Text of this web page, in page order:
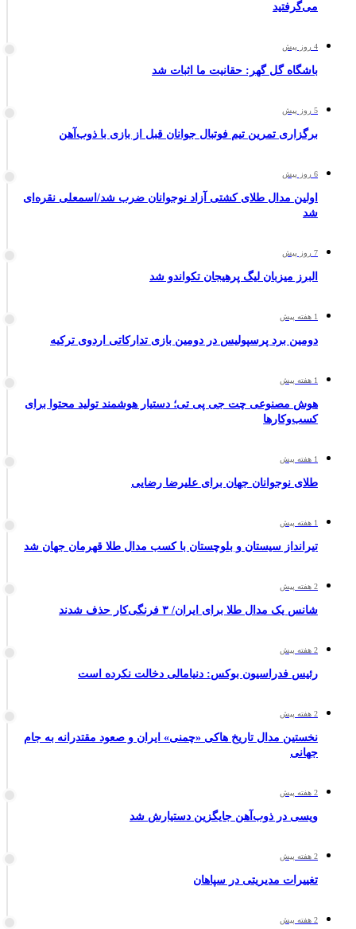
می‌گرفتید
4 روز پیش
باشگاه گل گهر: حقانیت ما اثبات شد
5 روز پیش
برگزاری تمرین تیم فوتبال جوانان قبل از بازی با ذوب‌آهن
6 روز پیش
اولین مدال طلای کشتی آزاد نوجوانان ضرب شد/اسمعلی نقره‌ای
شد
7 روز پیش
البرز میزبان لیگ پرهیجان تکواندو شد
1 هفته پیش
دومین برد پرسپولیس در دومین بازی تدارکاتی اردوی ترکیه
1 هفته پیش
هوش مصنوعی چت جی پی تی؛ دستیار هوشمند تولید محتوا برای
کسب‌وکارها
1 هفته پیش
طلای نوجوانان جهان برای علیرضا رضایی
1 هفته پیش
تیرانداز سیستان و بلوچستان با کسب مدال طلا قهرمان جهان شد
2 هفته پیش
شانس یک مدال طلا برای ایران/ ۳ فرنگی‌کار حذف شدند
2 هفته پیش
رئیس فدراسیون بوکس: دنیامالی دخالت نکرده است
2 هفته پیش
نخستین مدال تاریخ هاکی «چمنی» ایران و صعود مقتدرانه به جام
جهانی
2 هفته پیش
ویسی در ذوب‌آهن جایگزین دستیارش شد
2 هفته پیش
تغییرات مدیریتی در سپاهان
2 هفته پیش